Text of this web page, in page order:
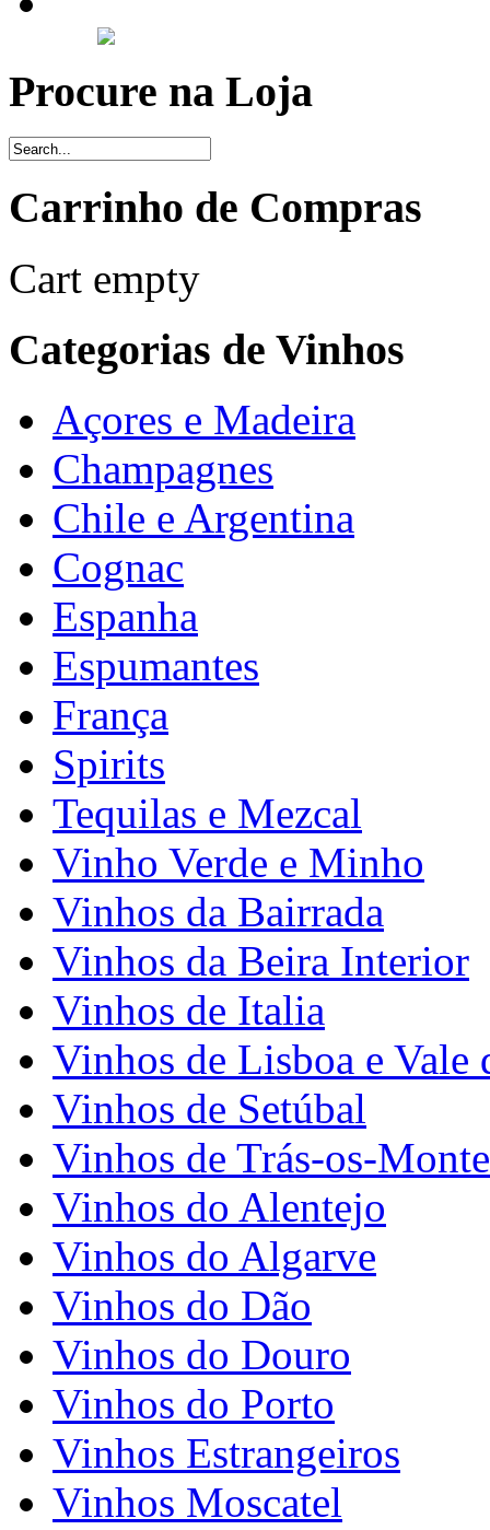
Procure na Loja
Carrinho de Compras
Cart empty
Categorias de Vinhos
Açores e Madeira
Champagnes
Chile e Argentina
Cognac
Espanha
Espumantes
França
Spirits
Tequilas e Mezcal
Vinho Verde e Minho
Vinhos da Bairrada
Vinhos da Beira Interior
Vinhos de Italia
Vinhos de Lisboa e Vale
Vinhos de Setúbal
Vinhos de Trás-os-
Vinhos do Alentejo
Vinhos do Algarve
Vinhos do Dão
Vinhos do Douro
Vinhos do Porto
Vinhos Estrangeiros
Vinhos Moscatel